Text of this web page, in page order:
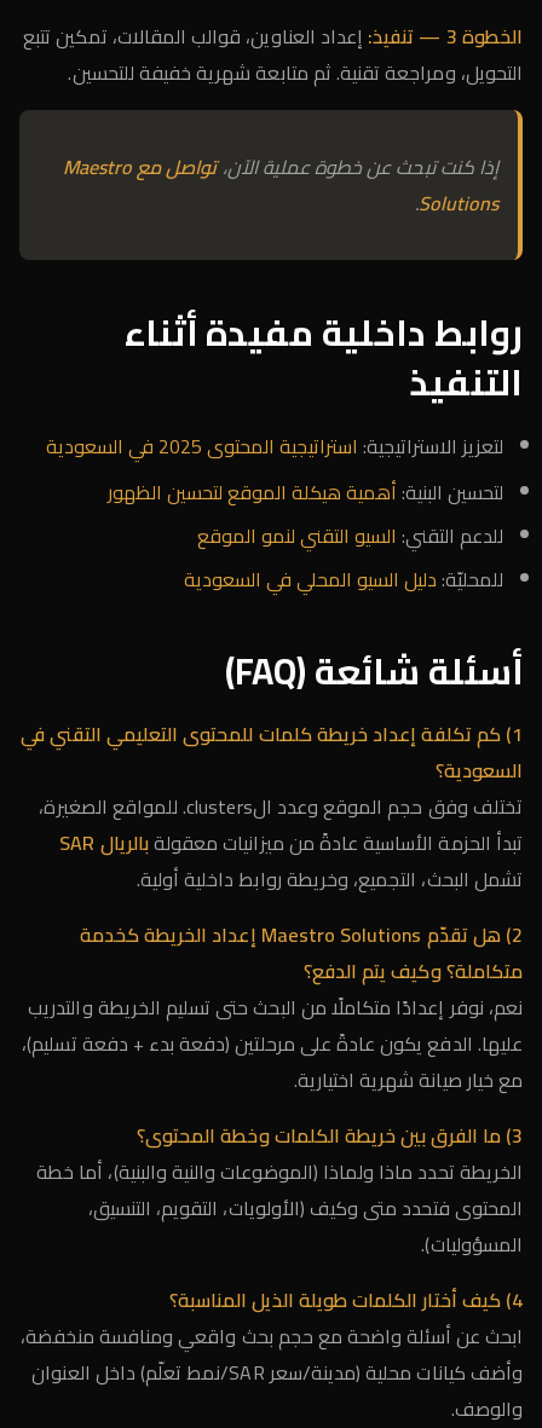
الخطوة 3 — تنفيذ:
إعداد العناوين، قوالب المقالات، تمكين تتبع
التحويل، ومراجعة تقنية. ثم متابعة شهرية خفيفة للتحسين.
إذا كنت تبحث عن خطوة عملية الآن،
تواصل مع Maestro
Solutions
.
روابط داخلية مفيدة أثناء
التنفيذ
لتعزيز الاستراتيجية: استراتيجية المحتوى 2025 في السعودية
لتحسين البنية:أهمية هيكلة الموقع لتحسين الظهور
للدعم التقني: السيو التقني لنمو الموقع
للمحليّة:دليل السيو المحلي في السعودية
أسئلة شائعة (FAQ)
1) كم تكلفة إعداد خريطة كلمات للمحتوى التعليمي التقني في
السعودية؟
تختلف وفق حجم الموقع وعدد الclusters. للمواقع الصغيرة،
تبدأ الحزمة الأساسية عادةً من ميزانيات معقولةبالريال SAR
تشمل البحث، التجميع، وخريطة روابط داخلية أولية.
2) هل تقدّم Maestro Solutions إعداد الخريطة كخدمة
متكاملة؟ وكيف يتم الدفع؟
نعم، نوفر إعدادًا متكاملًا من البحث حتى تسليم الخريطة والتدريب
عليها. الدفع يكون عادةً على مرحلتين (دفعة بدء + دفعة تسليم)،
مع خيار صيانة شهرية اختيارية.
3) ما الفرق بين خريطة الكلمات وخطة المحتوى؟
الخريطة تحدد ماذا ولماذا (الموضوعات والنية والبنية)، أما خطة
المحتوى فتحدد متى وكيف (الأولويات، التقويم، التنسيق،
المسؤوليات).
4) كيف أختار الكلمات طويلة الذيل المناسبة؟
ابحث عن أسئلة واضحة مع حجم بحث واقعي ومنافسة منخفضة،
وأضف كيانات محلية (مدينة/سعر SAR/نمط تعلّم) داخل العنوان
والوصف.